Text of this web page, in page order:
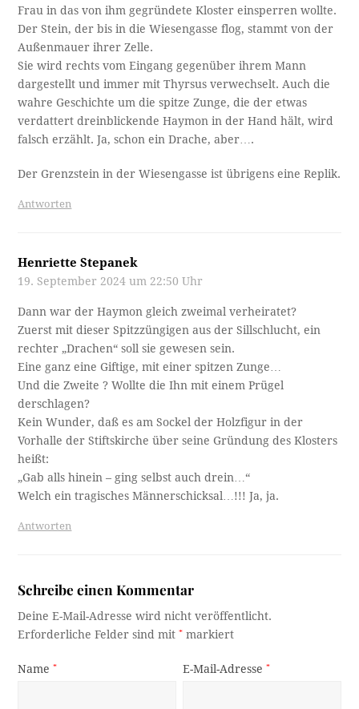
Frau in das von ihm gegründete Kloster einsperren wollte.
Der Stein, der bis in die Wiesengasse flog, stammt von der
Außenmauer ihrer Zelle.
Sie wird rechts vom Eingang gegenüber ihrem Mann
dargestellt und immer mit Thyrsus verwechselt. Auch die
wahre Geschichte um die spitze Zunge, die der etwas
verdattert dreinblickende Haymon in der Hand hält, wird
falsch erzählt. Ja, schon ein Drache, aber….
Der Grenzstein in der Wiesengasse ist übrigens eine Replik.
Antworten
Henriette Stepanek
19. September 2024 um 22:50 Uhr
Dann war der Haymon gleich zweimal verheiratet?
Zuerst mit dieser Spitzzüngigen aus der Sillschlucht, ein
rechter „Drachen“ soll sie gewesen sein.
Eine ganz eine Giftige, mit einer spitzen Zunge…
Und die Zweite ? Wollte die Ihn mit einem Prügel
derschlagen?
Kein Wunder, daß es am Sockel der Holzfigur in der
Vorhalle der Stiftskirche über seine Gründung des Klosters
heißt:
„Gab alls hinein – ging selbst auch drein…“
Welch ein tragisches Männerschicksal…!!! Ja, ja.
Antworten
Schreibe einen Kommentar
Deine E-Mail-Adresse wird nicht veröffentlicht.
Erforderliche Felder sind mit* markiert
Name* E-Mail-Adresse*